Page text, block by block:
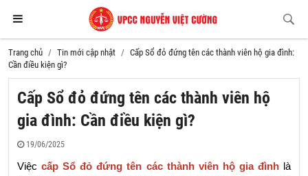
Trang chủ Tin mới cập nhật
Cấp Sổ đỏ đứng tên các thành viên hộ gia đình:
Cần điều kiện gì?
Cấp Sổ đỏ đứng tên các thành viên hộ
gia đình: Cần điều kiện gì?
19/06/2025
Việc cấp Sổ đỏ đứng tên các thành viên hộ gia đình là